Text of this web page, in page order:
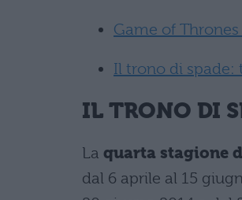
Game of
Il trono di spade:
IL TRONO DI
La quarta stagione
dal 6 aprile al 15